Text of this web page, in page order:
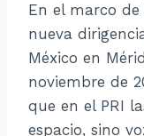
En el marco
nueva
México en
noviembre de
que en el PRI
espacio, sino